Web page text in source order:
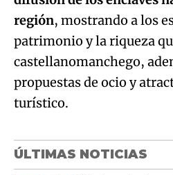
región, mostrando a los
patrimonio y la riqueza
castellanomanchego,
propuestas de ocio y
turístico.
ÚLTIMAS NOTICIAS